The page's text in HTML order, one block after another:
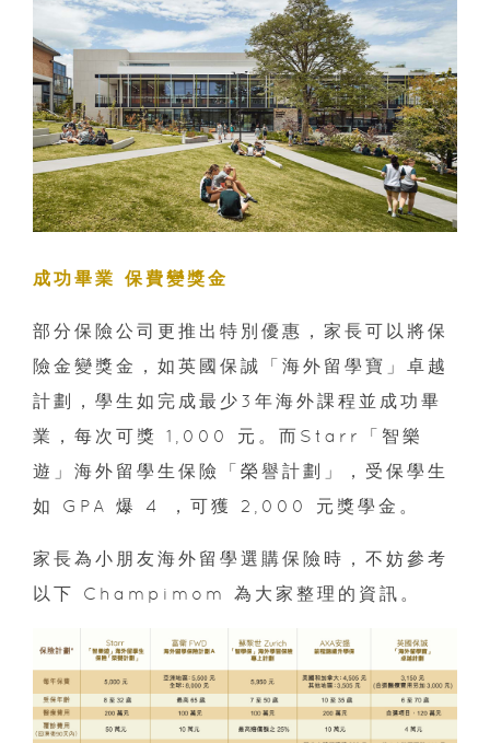
成功畢業 保費變獎金
部分保險公司更推出特別優惠，家長可以將保
險金變獎金，如英國保誠「海外留學寶」卓越
計劃，學生如完成最少3年海外課程並成功畢
業，每次可獎 1,000 元。而Starr「智樂
遊」海外留學生保險「榮譽計劃」，受保學生
如 GPA 爆 4 ，可獲 2,000 元獎學金。
家長為小朋友海外留學選購保險時，不妨參考
以下 Champimom 為大家整理的資訊。